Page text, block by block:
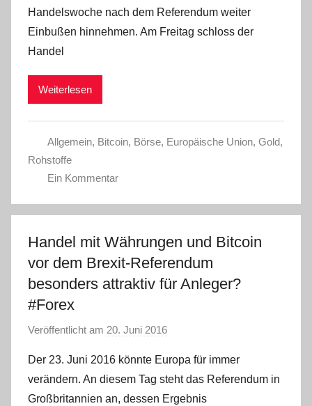
C
W
Handelswoche nach dem Referendum weiter
Einbußen hinnehmen. Am Freitag schloss der
Handel
Weiterlesen
Allgemein, Bitcoin, Börse, Europäische Union, Gold,
Rohstoffe
Ein Kommentar
Handel mit Währungen und Bitcoin
vor dem Brexit-Referendum
besonders attraktiv für Anleger?
#Forex
Veröffentlicht am 20. Juni 2016
n
C
W
Der 23. Juni 2016 könnte Europa für immer
verändern. An diesem Tag steht das Referendum in
Großbritannien an, dessen Ergebnis